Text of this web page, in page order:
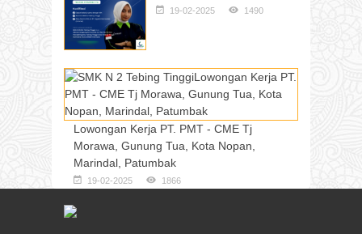
19-02-2025 1490
Lowongan Kerja PT. PMT - CME Tj
Morawa, Gunung Tua, Kota Nopan,
Marindal, Patumbak
19-02-2025 1866